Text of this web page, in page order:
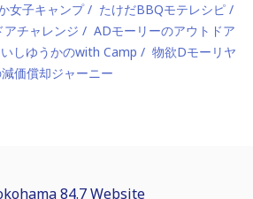
女子キャンプ
たけだBBQモテレシピ
チャレンジ
ADモーリーのアウトドア
しゆうかのwith Camp
物欲Dモーリヤ
価償却ジャーニー
84.7 Website